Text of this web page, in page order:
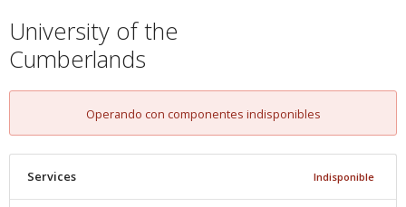
University of the
Cumberlands
Operando con componentes indisponibles
Services Indisponible